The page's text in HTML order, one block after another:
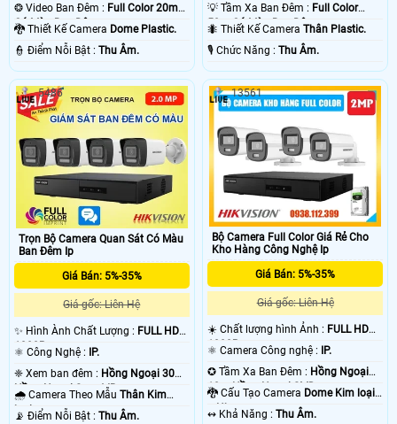
❂ Video Ban Đêm : Full Color 20m
Có Màu Ban Ðêm.
🐉️ Thiết Kế Camera Dome Plastic.
️👮 Điểm Nỗi Bật : Thu Âm.
💡 Tầm Xa Ban Đêm : Full Color
50m Có Màu Ban Ðêm.
🐜 Thiết Kế CameraThân Plastic.
️🎙 Chức Năng :Thu Âm.
Trọn Bộ Camera Quan Sát Có Màu
Ban Đêm Ip
Giá Bán: 5%-35%
Giá gốc: Liên Hệ
✨ Hình Ành Chất Lượng : FULL HD
1080P .
⚛️ Công Nghệ :
IP.
❈ Xem ban đêm : Hồng Ngoại 30m
Hồng Ngoại Smart IR.
🌧️ Camera Theo Mẫu Thân Kim
loại.
️📡 Điểm Nỗi Bật : Thu Âm.
5486
Bộ Camera Full Color Giá Rẻ Cho
Kho Hàng Công Nghệ Ip
Giá Bán: 5%-35%
Giá gốc: Liên Hệ
☀️ Chất lượng hình Ảnh : FULL HD
1080P .
⚛️ Camera Công nghệ : IP.
✪ Tầm Xa Ban Đêm : Hồng Ngoại
10m Hồng Ngoại SMD.
🐉️ Cấu Tạo Camera Dome Kim loại
+ Nhựa.
️↭ Khả Năng :Thu Âm.
13561